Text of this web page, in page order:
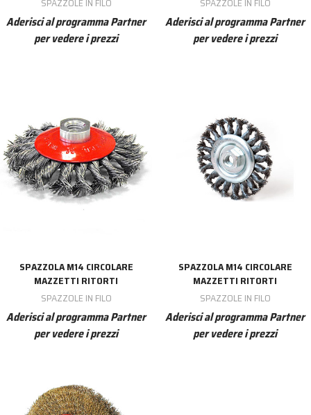
Aderisci al programma Partner
per vedere i prezzi
Aderisci al programma Partner
per vedere i prezzi
SPAZZOLA M14 CIRCOLARE
MAZZETTI RITORTI
SPAZZOLE IN FILO
Aderisci al programma Partner
per vedere i prezzi
SPAZZOLA M14 CIRCOLARE
MAZZETTI RITORTI
SPAZZOLE IN FILO
Aderisci al programma Partner
per vedere i prezzi